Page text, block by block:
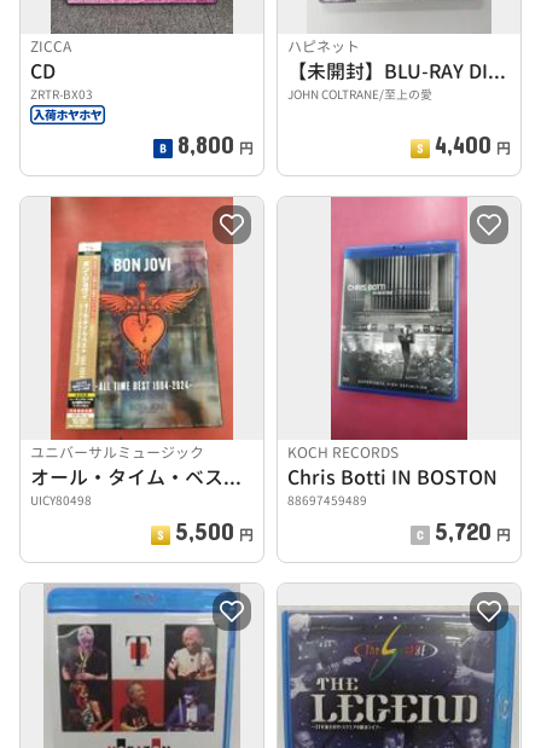
ZICCA
CD
ZRTR-BX03
8,800 円
ハピネット
【未開封】BLU-RAY DISC
JOHN COLTRANE/至上の愛
4,400 円
ユニバーサルミュージック
オール・タイム・ベスト 1984-2024
UICY80498
5,500 円
KOCH RECORDS
Chris Botti IN BOSTON
88697459489
5,720 円